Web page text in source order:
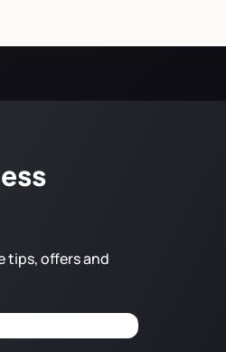
tips, offers and